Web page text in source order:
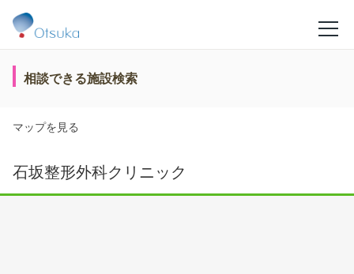
相談できる施設検索
マップを見る
石坂整形外科クリニック